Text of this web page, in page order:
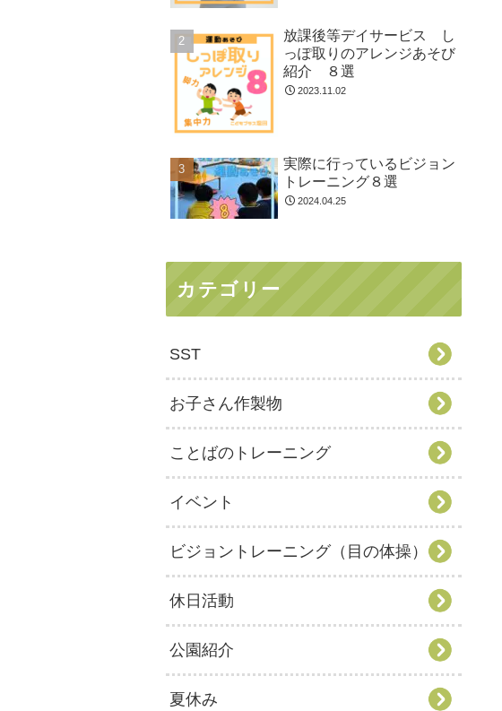
放課後等デイサービス し
っぽ取りのアレンジあそび
紹介 ８選
2023.11.02
実際に行っているビジョン
トレーニング８選
2024.04.25
カテゴリー
SST
お子さん作製物
ことばのトレーニング
イベント
ビジョントレーニング（目の体操）
休日活動
公園紹介
夏休み